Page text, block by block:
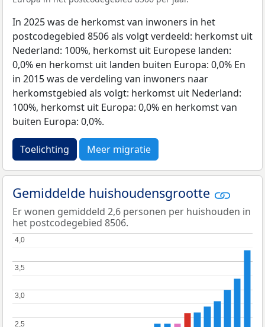
In 2025 was de herkomst van inwoners in het
postcodegebied 8506 als volgt verdeeld: herkomst uit
Nederland: 100%, herkomst uit Europese landen:
0,0% en herkomst uit landen buiten Europa: 0,0% En
in 2015 was de verdeling van inwoners naar
herkomstgebied als volgt: herkomst uit Nederland:
100%, herkomst uit Europa: 0,0% en herkomst van
buiten Europa: 0,0%.
Toelichting Meer migratie
Gemiddelde huishoudensgrootte
Er wonen gemiddeld 2,6 personen per huishouden in
het postcodegebied 8506.
2,5
2,5
3,0
3,0
3,5
3,5
4,0
4,0